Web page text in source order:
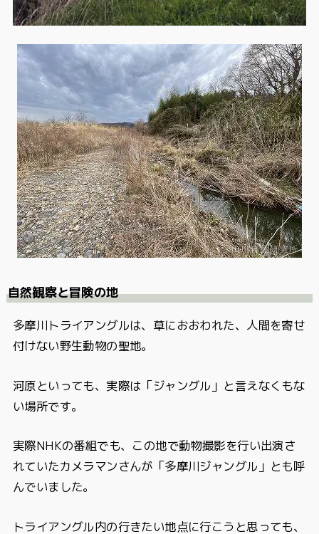
自然観察と冒険の地
多摩川トライアングルは、草におおわれた、人間を寄せ
付けない野生動物の聖地。
河原といっても、実際は「ジャングル」と言えなくもな
い場所です。
実際NHKの番組でも、この地で動物撮影を行い出演さ
れていたカメラマンさんが「多摩川ジャングル」とも呼
んでいました。
トライアングル内の行きたい地点に行こうと思っても、